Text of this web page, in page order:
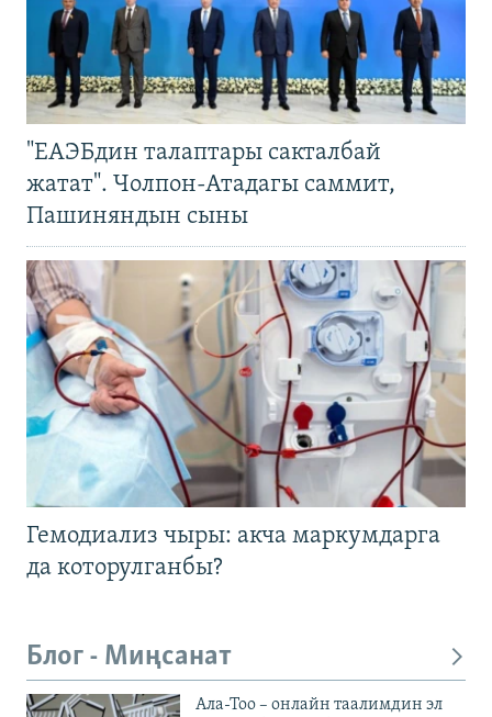
"ЕАЭБдин талаптары сакталбай
жатат". Чолпон-Атадагы саммит,
Пашиняндын сыны
Гемодиализ чыры: акча маркумдарга
да которулганбы?
Блог - Миңсанат
Ала-Тоо – онлайн таалимдин эл